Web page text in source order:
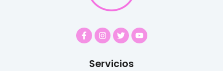
Servicios